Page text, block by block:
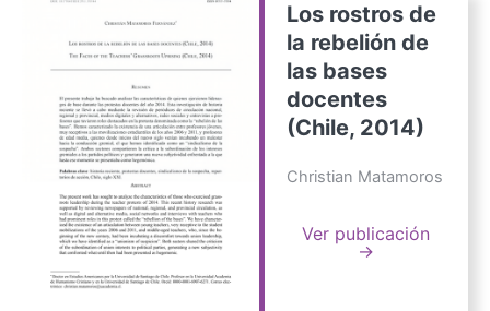
Los rostros de
la rebelión de
las bases
docentes
(Chile, 2014)
Christian Matamoros
Ver publicación
→